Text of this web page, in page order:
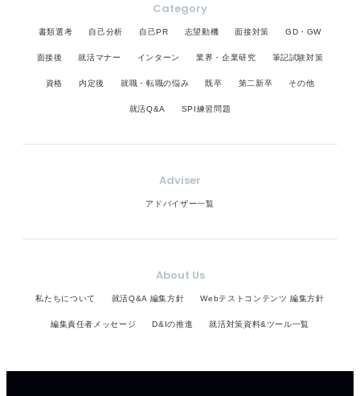
Category
書類選考 自己分析 自己PR 志望動機 面接対策 GD・GW
面接後 就活マナー インターン 業界・企業研究 筆記試験対策
資格 内定後 就職・転職の悩み 既卒 第二新卒 その他
就活Q&A SPI練習問題
Adviser
アドバイザー一覧
About Us
私たちについて 就活Q&A 編集方針 Webテストコンテンツ 編集方針
編集責任者メッセージ D&Iの推進 就活対策資料&ツール一覧